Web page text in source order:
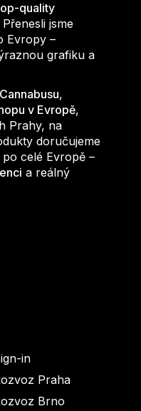
quality
Přenesli jsme
Evropy –
grafiku a
Cannabusu,
v Evropě,
Prahy, na
doručujeme
celé Evropě –
a reálný
in
Praha
Brno